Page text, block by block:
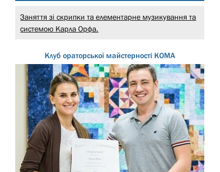
Заняття зі скрипки та елементарне музикування та
системою Карла Орфа.
Клуб ораторської майстерності КОМА